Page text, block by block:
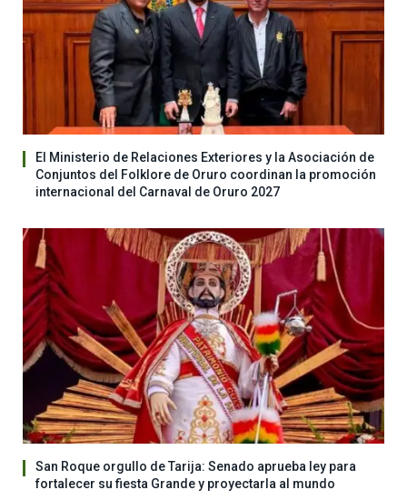
El Ministerio de Relaciones Exteriores y la Asociación de
Conjuntos del Folklore de Oruro coordinan la promoción
internacional del Carnaval de Oruro 2027
San Roque orgullo de Tarija: Senado aprueba ley para
fortalecer su fiesta Grande y proyectarla al mundo